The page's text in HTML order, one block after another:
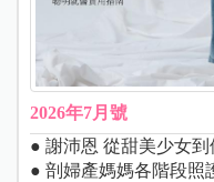
2026年7月號
● 謝沛恩 從甜美少女
● 剖婦產媽媽各階段照